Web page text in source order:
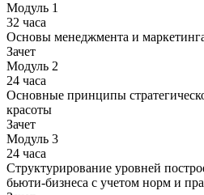
Модуль 1
32 часа
Основы менеджмента и
Зачет
Модуль 2
24 часа
Основные принципы
красоты
Зачет
Модуль 3
24 часа
Структурирование уровней
бьюти-бизнеса с учетом норм и